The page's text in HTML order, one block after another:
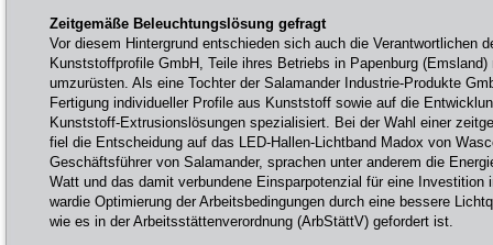
Zeitgemäße Beleuchtungslösung gefragt
Vor diesem Hintergrund entschieden sich auch die Verantwortlichen
Kunststoffprofile GmbH, Teile ihres Betriebs in Papenburg
umzurüsten. Als eine Tochter der Salamander Industrie-Produkte
Fertigung individueller Profile aus Kunststoff sowie auf die
Kunststoff-Extrusionslösungen spezialisiert. Bei der Wahl einer
fiel die Entscheidung auf das LED-Hallen-Lichtband Madox von
Geschäftsführer von Salamander, sprachen unter anderem die
Watt und das damit verbundene Einsparpotenzial für eine
wardie Optimierung der Arbeitsbedingungen durch eine bessere
wie es in der Arbeitsstättenverordnung (ArbStättV) gefordert ist.